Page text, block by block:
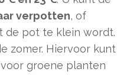
verpotten, of
de pot te klein wordt.
zomer. Hiervoor kunt
groene planten